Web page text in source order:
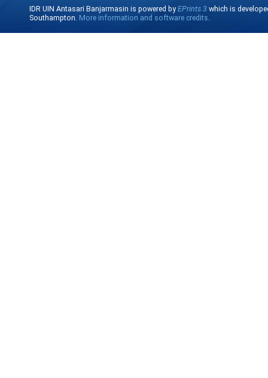
IDR UIN Antasari Banjarmasin is powered byEPrints 3 which is
Southampton. More information and software credits.